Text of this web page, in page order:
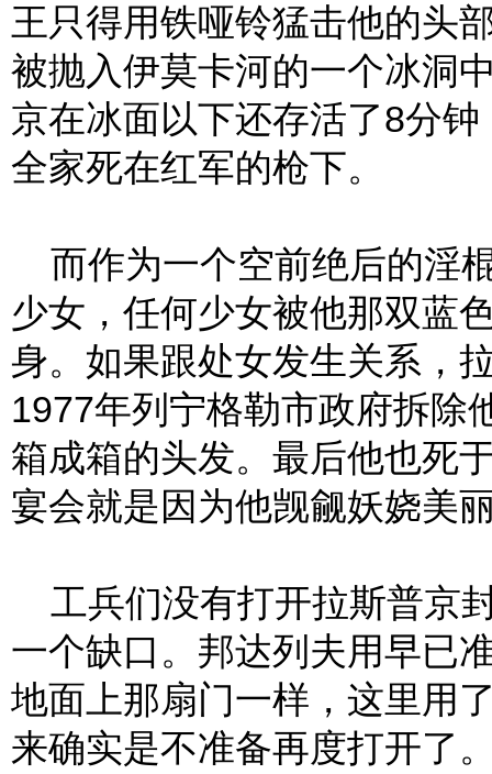
王只得用铁哑铃猛击他的头
被抛入伊莫卡河的一个冰洞
京在冰面以下还存活了8分
全家死在红军的枪下。
而作为一个空前绝后的淫
少女，任何少女被他那双蓝
身。如果跟处女发生关系，
1977年列宁格勒市政府拆除
箱成箱的头发。最后他也死
宴会就是因为他觊觎妖娆美
工兵们没有打开拉斯普京
一个缺口。邦达列夫用早已
地面上那扇门一样，这里用
来确实是不准备再度打开了